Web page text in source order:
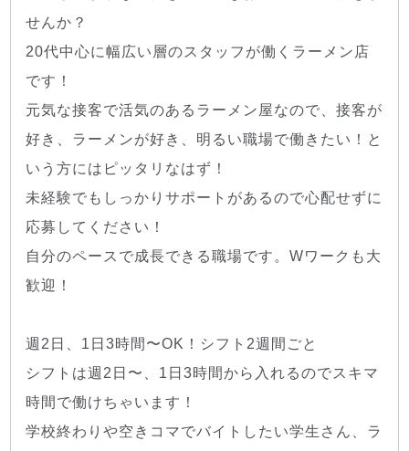
せんか？
20代中心に幅広い層のスタッフが働くラーメン店
です！
元気な接客で活気のあるラーメン屋なので、接客が
好き、ラーメンが好き、明るい職場で働きたい！と
いう方にはピッタリなはず！
未経験でもしっかりサポートがあるので心配せずに
応募してください！
自分のペースで成長できる職場です。Wワークも大
歓迎！
週2日、1日3時間〜OK！シフト2週間ごと
シフトは週2日〜、1日3時間から入れるのでスキマ
時間で働けちゃいます！
学校終わりや空きコマでバイトしたい学生さん、ラ